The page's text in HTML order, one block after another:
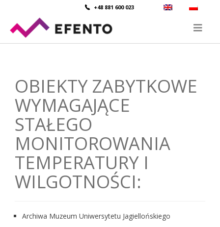
+48 881 600 023
OBIEKTY ZABYTKOWE
WYMAGAJĄCE
STAŁEGO
MONITOROWANIA
TEMPERATURY I
WILGOTNOŚCI:
Archiwa Muzeum Uniwersytetu Jagiellońskiego